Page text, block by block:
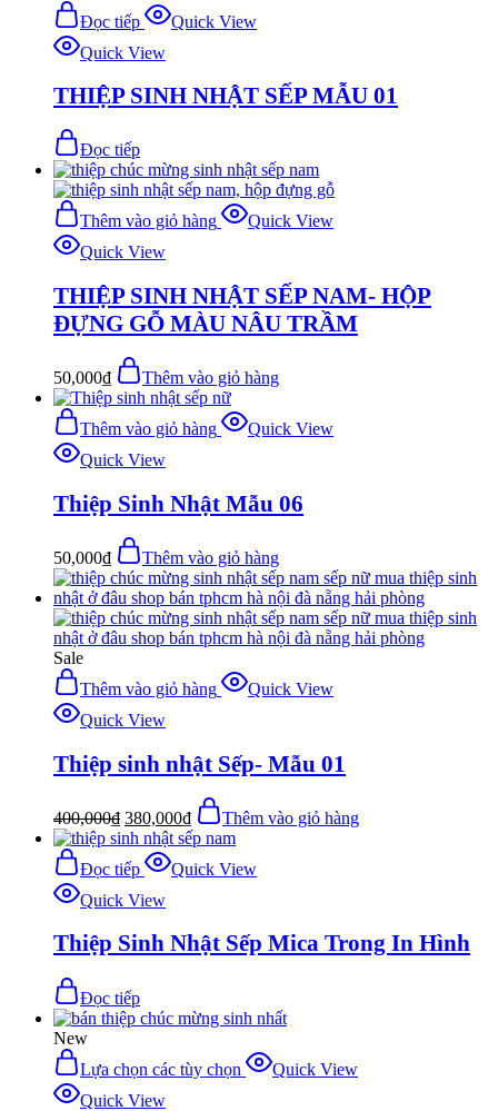
Đọc tiếp
Quick View
Quick View
THIỆP SINH NHẬT SẾP MẪU 01
Đọc tiếp
Thêm vào giỏ hàng
Quick View
Quick View
THIỆP SINH NHẬT SẾP NAM- HỘP
ĐỰNG GỖ MÀU NÂU TRẦM
50,000₫ Thêm vào giỏ hàng
Thêm vào giỏ hàng
Quick View
Quick View
Thiệp Sinh Nhật Mẫu 06
50,000₫ Thêm vào giỏ hàng
Sale
Thêm vào giỏ hàng
Quick View
Quick View
Thiệp sinh nhật Sếp- Mẫu 01
400,000₫ 380,000₫ Thêm vào giỏ hàng
Đọc tiếp
Quick View
Quick View
Thiệp Sinh Nhật Sếp Mica Trong In Hình
Đọc tiếp
New
Lựa chọn các tùy chọn
Quick View
Quick View